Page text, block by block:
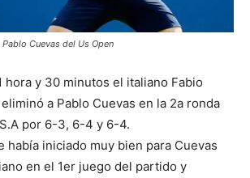
Cuevas del Us Open
hora y 30 minutos el italiano Fabio
a Pablo Cuevas en la 2a ronda
por 6-3, 6-4 y 6-4.
había iniciado muy bien para Cuevas
en el 1er juego del partido y